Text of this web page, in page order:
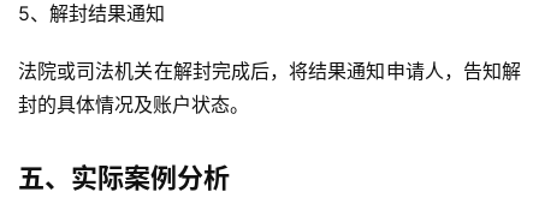
5、解封结果通知
法院或司法机关在解封完成后，将结果通知申请人，告知解
封的具体情况及账户状态。
五、实际案例分析